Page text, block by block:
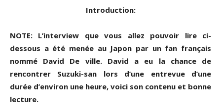
Introduction:
NOTE: L’interview que vous allez pouvoir lire ci-
dessous a été menée au Japon par un fan français
nommé David De ville. David a eu la chance de
rencontrer Suzuki-san lors d’une entrevue d’une
durée d’environ une heure, voici son contenu et bonne
lecture.